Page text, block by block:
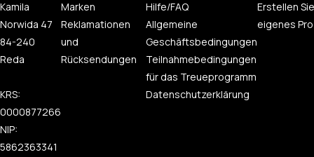
Kamila
Norwida 47
84-240
Reda
KRS:
0000877266
NIP:
5862363341
Marken
Reklamationen
und
Rücksendungen
Hilfe/FAQ
Allgemeine
Geschäftsbedingungen
Teilnahmebedingungen
für das Treueprogramm
Datenschutzerklärung
Erstellen
eigenes